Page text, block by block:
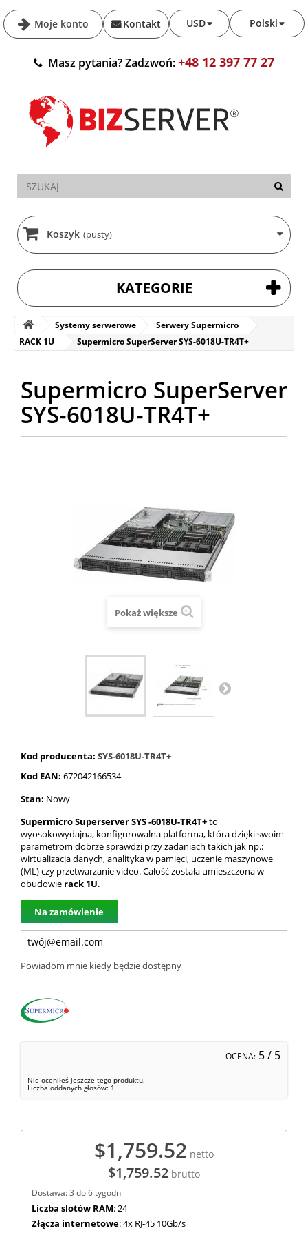
Moje konto Polski
USD
Kontakt
Masz pytania? Zadzwoń:+48 12 397 77 27
Koszyk (pusty)
KATEGORIE
Systemy serwerowe
Serwery Supermicro
RACK 1U
Supermicro SuperServer SYS-6018U-TR4T+
Supermicro SuperServer
SYS-6018U-TR4T+
Pokaż większe
Kod producenta: SYS-6018U-TR4T+
Kod EAN: 672042166534
Stan: Nowy
Supermicro Superserver SYS -6018U-TR4T+to
wyosokowydajna, konfigurowalna platforma, która dzięki swoim
parametrom dobrze sprawdzi przy zadaniach takich jak np.:
wirtualizacja danych, analityka w pamięci, uczenie maszynowe
(ML) czy przetwarzanie video. Całość została umieszczona w
obudowie rack 1U.
Na zamówienie
Powiadom mnie kiedy będzie dostępny
OCENA: 5/ 5
Nie oceniłeś jeszcze tego produktu.
Liczba oddanych głosów: 1
$1,759.52 netto
$1,759.52 brutto
Dostawa: 3 do 6 tygodni
Liczba slotów RAM: 24
Złącza internetowe: 4x RJ-45 10Gb/s